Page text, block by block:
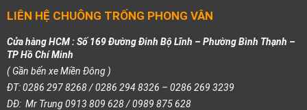
LIÊN HỆ CHUÔNG TRỐNG PHONG VÂN
Cửa hàng HCM : Số 169 Đường Đinh Bộ Lĩnh – Phường Bình Thạnh –
TP Hồ Chí Minh
( Gần bến xe Miền Đông )
ĐT: 0286 297 8268 / 0286 294 8326 – 0286 269 3239
DĐ: Mr Trung 0913 809 628 / 0989 875 628